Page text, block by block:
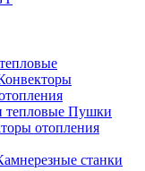
Пушки
отопления